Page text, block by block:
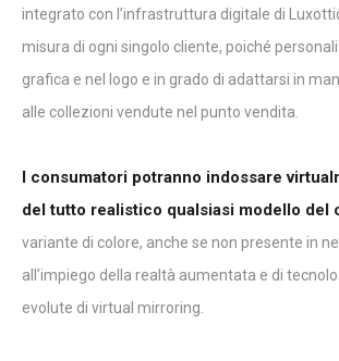
integrato con l’infrastruttura digitale di
misura di ogni singolo cliente, poiché
grafica e nel logo e in grado di adattarsi in
alle collezioni vendute nel punto vendita.
I consumatori potranno indossare
del tutto realistico qualsiasi modello del
variante di colore, anche se non presente in
all’impiego della realtà aumentata e di
evolute di virtual mirroring.